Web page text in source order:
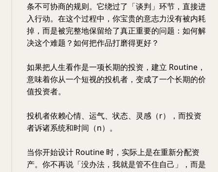
条不可协商的规则。它绕过了「谈判」环节，直接进
入行动。在这个过程中，你宝贵的意志力没有被内耗
掉，而是被完整地保留给了真正重要的问题：如何解
决这个难题？如何把作品打磨得更好？
如果把人生看作是一项长期的投资，建立 Routine，
意味着你从一个短视的投机者，变成了一个长期的价
值投资者。
投机者依赖心情、运气、状态、灵感（r），而投资
者诉诸系统和时间（n）。
当你开始设计 Routine 时，实际上是在重新分配资
产。你不再说「没办法，我就是管不住自己」，而是